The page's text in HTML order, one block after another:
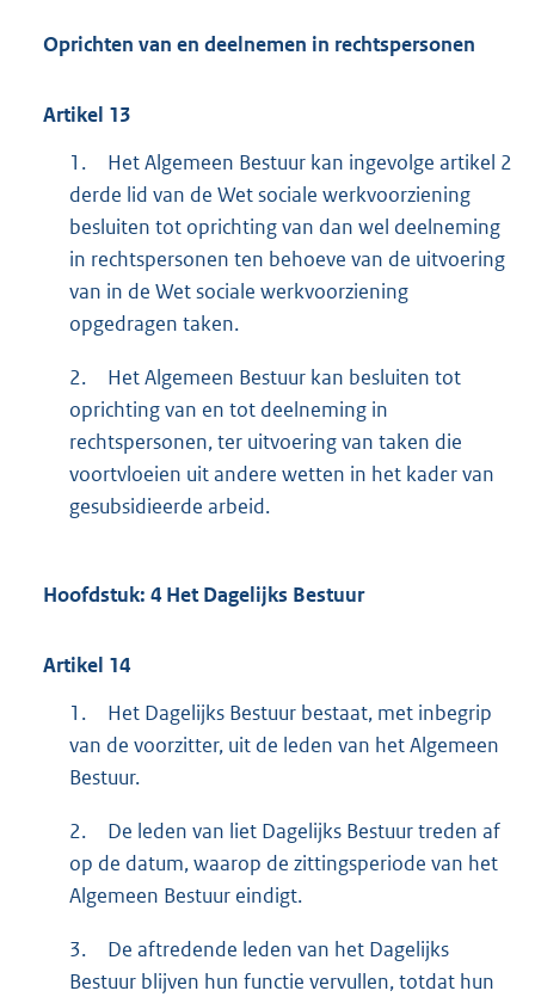
Oprichten van en deelnemen in rechtspersonen
Artikel 13
1.
Het Algemeen Bestuur kan ingevolge artikel 2
derde lid van de Wet sociale werkvoorziening
besluiten tot oprichting van dan wel deelneming
in rechtspersonen ten behoeve van de uitvoering
van in de Wet sociale werkvoorziening
opgedragen taken.
2.
Het Algemeen Bestuur kan besluiten tot
oprichting van en tot deelneming in
rechtspersonen, ter uitvoering van taken die
voortvloeien uit andere wetten in het kader van
gesubsidieerde arbeid.
Hoofdstuk: 4 Het Dagelijks Bestuur
Artikel 14
1.
Het Dagelijks Bestuur bestaat, met inbegrip
van de voorzitter, uit de leden van het Algemeen
Bestuur.
2.
De leden van liet Dagelijks Bestuur treden af
op de datum, waarop de zittingsperiode van het
Algemeen Bestuur eindigt.
3.
De aftredende leden van het Dagelijks
Bestuur blijven hun functie vervullen, totdat hun